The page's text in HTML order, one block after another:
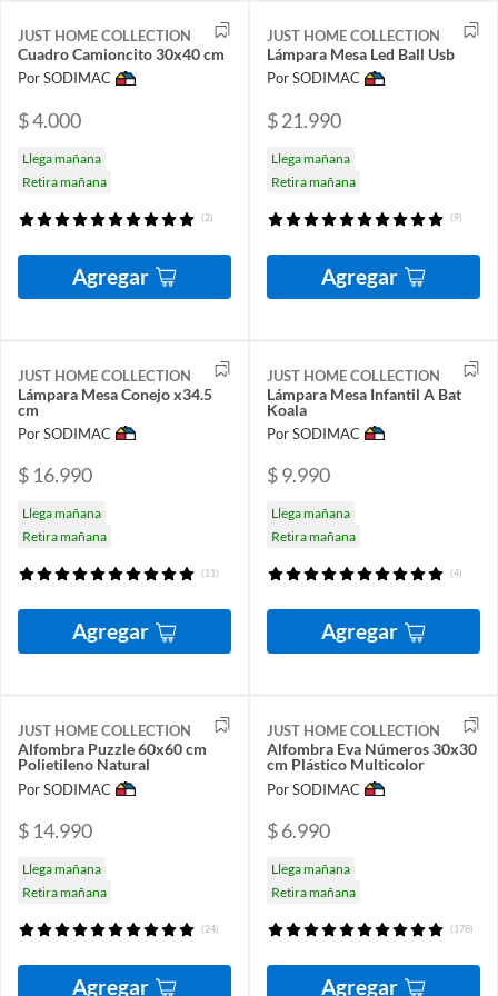
JUST HOME COLLECTION
Cuadro Camioncito 30x40 cm
Por SODIMAC
$ 4.000
Llega mañana
Retira mañana
(2)
Agregar
JUST HOME COLLECTION
Lámpara Mesa Led Ball Usb
Por SODIMAC
$ 21.990
Llega mañana
Retira mañana
(9)
Agregar
JUST HOME COLLECTION
Lámpara Mesa Conejo x34.5
cm
Por SODIMAC
$ 16.990
Llega mañana
Retira mañana
(11)
Agregar
JUST HOME COLLECTION
Lámpara Mesa Infantil A Bat
Koala
Por SODIMAC
$ 9.990
Llega mañana
Retira mañana
(4)
Agregar
JUST HOME COLLECTION
Alfombra Puzzle 60x60 cm
Polietileno Natural
Por SODIMAC
$ 14.990
Llega mañana
Retira mañana
(24)
Agregar
JUST HOME COLLECTION
Alfombra Eva Números 30x30
cm Plástico Multicolor
Por SODIMAC
$ 6.990
Llega mañana
Retira mañana
(178)
Agregar